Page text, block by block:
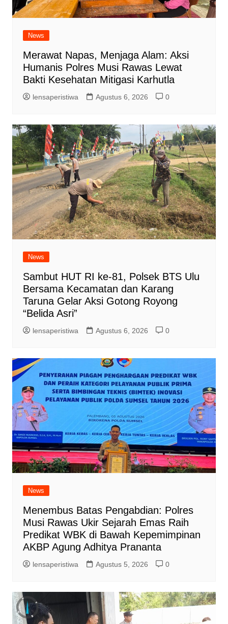
News
Merawat Napas, Menjaga Alam: Aksi
Humanis Polres Musi Rawas Lewat
Bakti Kesehatan Mitigasi Karhutla
lensaperistiwa Agustus 6, 2026 0
News
Sambut HUT RI ke-81, Polsek BTS Ulu
Bersama Kecamatan dan Karang
Taruna Gelar Aksi Gotong Royong
“Belida Asri”
lensaperistiwa Agustus 6, 2026 0
News
Menembus Batas Pengabdian: Polres
Musi Rawas Ukir Sejarah Emas Raih
Predikat WBK di Bawah Kepemimpinan
AKBP Agung Adhitya Prananta
lensaperistiwa Agustus 5, 2026 0